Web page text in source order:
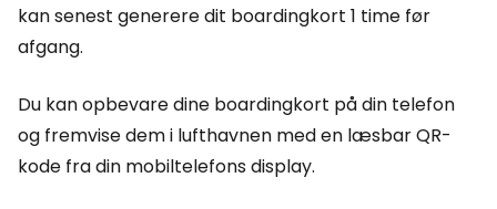
kan senest generere dit boardingkort 1 time før
afgang.
Du kan opbevare dine boardingkort på din telefon
og fremvise dem i lufthavnen med en læsbar QR-
kode fra din mobiltelefons display.